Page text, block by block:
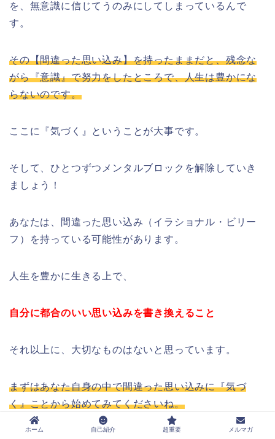
を、無意識に信じてうのみにしてしまっているんで
す。
その【間違った思い込み】を持ったままだと、残念な
がら『意識』で努力をしたところで、人生は豊かにな
らないのです。
ここに『気づく』ということが大事です。
そして、ひとつずつメンタルブロックを解除していき
ましょう！
あなたは、間違った思い込み（イラショナル・ビリー
フ）を持っている可能性があります。
人生を豊かに生きる上で、
自分に都合のいい思い込みを書き換えること
それ以上に、大切なものはないと思っています。
まずはあなた自身の中で間違った思い込みに『気づ
く』ことから始めてみてくださいね。
ホーム 自己紹介 超重要 メルマガ